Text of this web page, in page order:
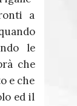
a
le
che
e che
ed il